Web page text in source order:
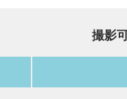
撮影